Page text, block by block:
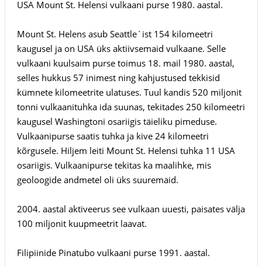
USA Mount St. Helensi vulkaani purse 1980. aastal.
Mount St. Helens asub Seattle`ist 154 kilomeetri
kaugusel ja on USA üks aktiivsemaid vulkaane. Selle
vulkaani kuulsaim purse toimus 18. mail 1980. aastal,
selles hukkus 57 inimest ning kahjustused tekkisid
kümnete kilomeetrite ulatuses. Tuul kandis 520 miljonit
tonni vulkaanituhka ida suunas, tekitades 250 kilomeetri
kaugusel Washingtoni osariigis täieliku pimeduse.
Vulkaanipurse saatis tuhka ja kive 24 kilomeetri
kõrgusele. Hiljem leiti Mount St. Helensi tuhka 11 USA
osariigis. Vulkaanipurse tekitas ka maalihke, mis
geoloogide andmetel oli üks suuremaid.
2004. aastal aktiveerus see vulkaan uuesti, paisates välja
100 miljonit kuupmeetrit laavat.
Filipiinide Pinatubo vulkaani purse 1991. aastal.